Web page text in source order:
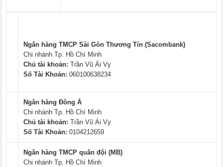
Ngân hàng TMCP Sài Gòn Thương Tín (Sacombank)
Chi nhánh Tp. Hồ Chí Minh
Chủ tài khoản: Trần Vũ Ái Vy
Số Tài Khoản: 060100638234
Ngân hàng Đông Á
Chi nhánh Tp. Hồ Chí Minh
Chủ tài khoản: Trần Vũ Ái Vy
Số Tài Khoản: 0104212659
Ngân hàng TMCP quân đội (MB)
Chi nhánh Tp. Hồ Chí Minh